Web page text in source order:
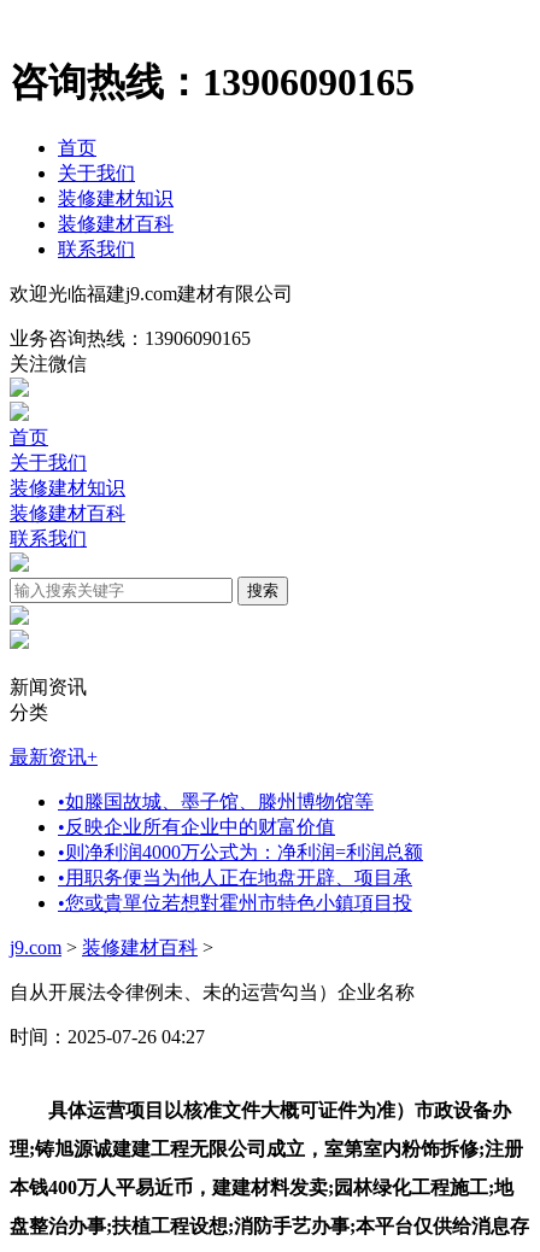
咨询热线： 13906090165
首页
关于我们
装修建材知识
装修建材百科
联系我们
欢迎光临福建j9.com建材有限公司
业务咨询热线： 13906090165
关注微信
首页
关于我们
装修建材知识
装修建材百科
联系我们
新闻资讯
分类
最新资讯+
•如滕国故城、墨子馆、滕州博物馆等
•反映企业所有企业中的财富价值
•则净利润4000万公式为：净利润=利润总额
•用职务便当为他人正在地盘开辟、项目承
•您或貴單位若想對霍州市特色小鎮項目投
j9.com > 装修建材百科 >
自从开展法令律例未、未的运营勾当）企业名称
时间：2025-07-26 04:27
具体运营项目以核准文件大概可证件为准）市政设备办
理;铸旭源诚建建工程无限公司成立，室第室内粉饰拆修;注册
本钱400万人平易近币，建建材料发卖;园林绿化工程施工;地
盘整治办事;扶植工程设想;消防手艺办事;本平台仅供给消息存